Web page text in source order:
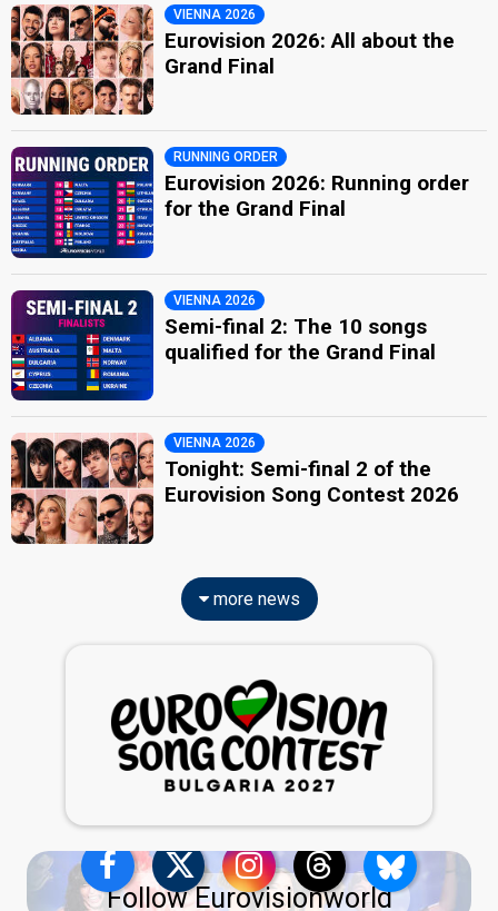
VIENNA 2026
Eurovision 2026: All about the
Grand Final
RUNNING ORDER
Eurovision 2026: Running order
for the Grand Final
VIENNA 2026
Semi-final 2: The 10 songs
qualified for the Grand Final
VIENNA 2026
Tonight: Semi-final 2 of the
Eurovision Song Contest 2026
more news
Follow Eurovisionworld